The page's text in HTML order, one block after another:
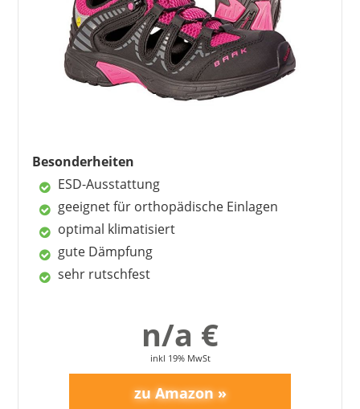
vermag.
Vorteile
bequem
ideal bei einem hohen Spann
Nachteile
vergleichsweise schwer
Besonderheiten
ESD-Ausstattung
geeignet für orthopädische Einlagen
optimal klimatisiert
gute Dämpfung
sehr rutschfest
n/a €
inkl 19% MwSt